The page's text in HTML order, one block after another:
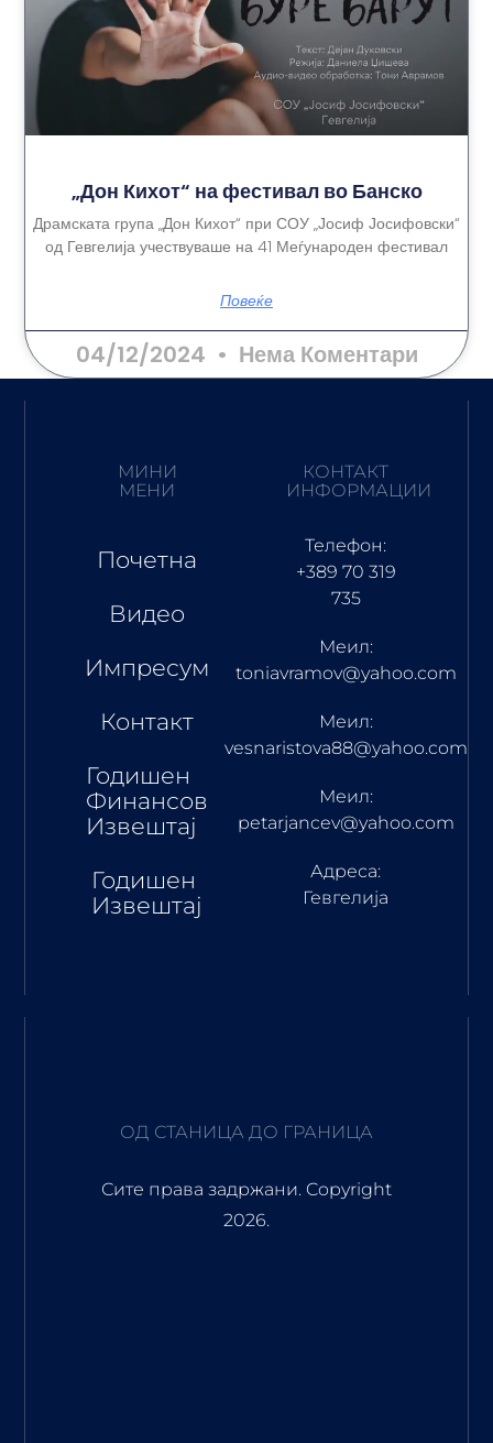
„Дон Кихот“ на фестивал во Банско
Драмската група „Дон Кихот“ при СОУ „Јосиф Јосифовски“
од Гевгелија учествуваше на 41 Меѓународен фестивал
Повеќе
04/12/2024 Нема Коментари
МИНИ
МЕНИ
Почетна
Видео
Импресум
Контакт
Годишен
Финансов
Извештај
Годишен
Извештај
КОНТАКТ
ИНФОРМАЦИИ
Телефон:
+389 70 319
735
Меил:
toniavramov@yahoo.com
Меил:
vesnaristova88@yahoo.com
Меил:
petarjancev@yahoo.com
Адреса:
Гевгелија
ОД СТАНИЦА ДО ГРАНИЦА
Сите права задржани. Copyright
2026.